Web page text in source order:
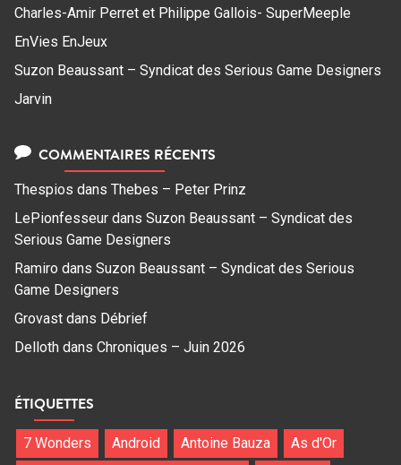
Charles-Amir Perret et Philippe Gallois- SuperMeeple
EnVies EnJeux
Suzon Beaussant – Syndicat des Serious Game Designers
Jarvin
COMMENTAIRES RÉCENTS
Thespios dans Thebes – Peter Prinz
LePionfesseur dans Suzon Beaussant – Syndicat des
Serious Game Designers
Ramiro dans Suzon Beaussant – Syndicat des Serious
Game Designers
Grovast dans Débrief
Delloth dans Chroniques – Juin 2026
ÉTIQUETTES
7 Wonders Android Antoine Bauza
As d'Or